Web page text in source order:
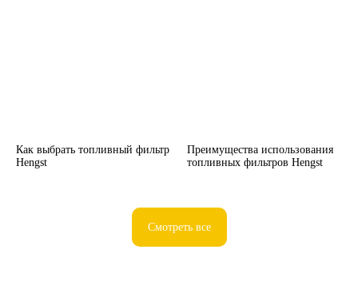
Как выбрать топливный фильтр
Hengst
Преимущества использования
топливных фильтров Hengst
Смотреть все